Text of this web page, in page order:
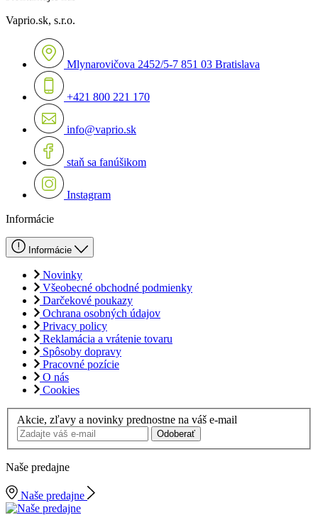
Vaprio.sk, s.r.o.
Mlynarovičova 2452/5-7 851 03 Bratislava
+421 800 221 170
info@vaprio.sk
staň sa fanúšikom
Instagram
Informácie
Informácie
Novinky
Všeobecné obchodné podmienky
Darčekové poukazy
Ochrana osobných údajov
Privacy policy
Reklamácia a vrátenie tovaru
Spôsoby dopravy
Pracovné pozície
O nás
Cookies
Akcie, zľavy a novinky prednostne na váš e-mail
Odoberať
Naše predajne
Naše predajne